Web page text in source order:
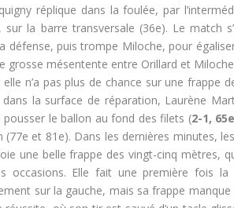
réplique dans la foulée, par
la barre transversale (36e). Le match
défense, puis trompe Miloche, pour
grosse mésentente entre Orillard et
n’a pas plus de chance sur une frappe
la surface de réparation, Laurène
pousser le ballon au fond des filets (2-1, 65e
et 81e). Dans les dernières minutes,
une belle frappe des vingt-cinq mètres,
occasions. Elle fait une première fois
sur la gauche, mais sa frappe